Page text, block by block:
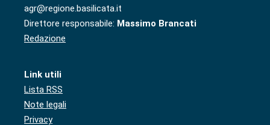
agr@regione.basilicata.it
Direttore responsabile: Massimo Brancati
Redazione
Link utili
Lista RSS
Note legali
Privacy